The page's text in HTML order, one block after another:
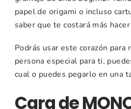
papel de origami o incluso
saber que te costará más
Podrás usar este corazón para
persona especial para ti,
cual o puedes pegarlo en una
Cara de